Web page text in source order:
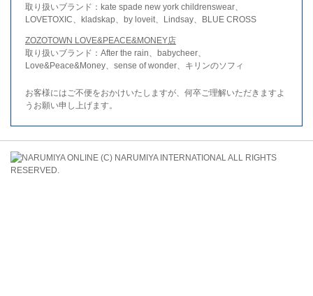
取り扱いブランド：kate spade new york childrenswear、
LOVETOXIC、kladskap、by loveit、Lindsay、BLUE CROSS
ZOZOTOWN LOVE&PEACE&MONEY店
取り扱いブランド：After the rain、babycheer、
Love&Peace&Money、sense of wonder、キリンのソフィ
お客様にはご不便をおかけいたしますが、何卒ご理解いただきますよ
うお願い申し上げます。